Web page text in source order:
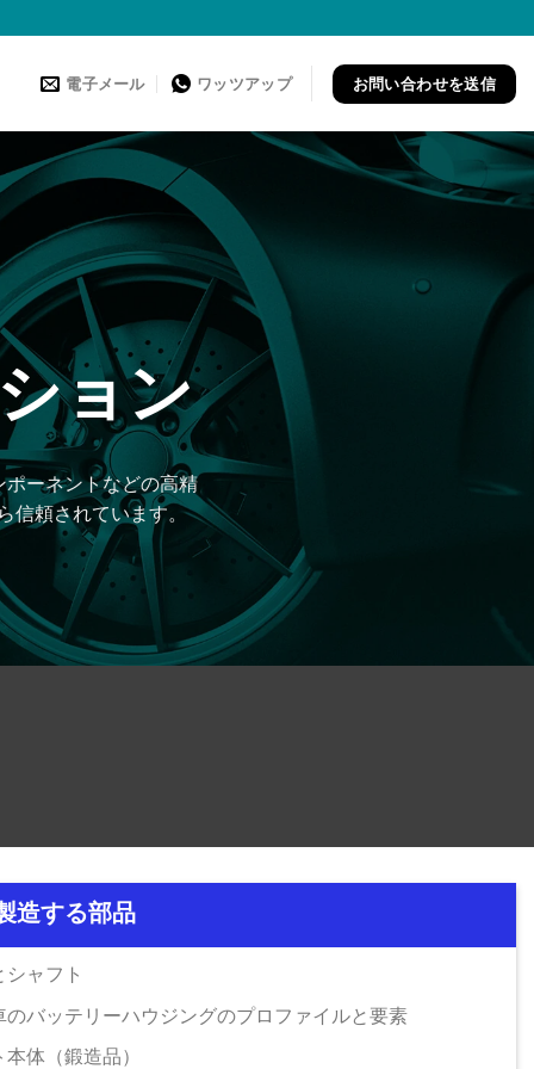
電子メール ワッツアップ お問い合わせを送信
ョン
ーネントなどの高精
信頼されています。
造する部品
ャフト
のバッテリーハウジングのプロファイルと要素
体（鍛造品）